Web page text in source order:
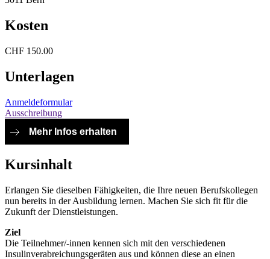
Kosten
CHF 150.00
Unterlagen
Anmeldeformular
Ausschreibung
Mehr Infos erhalten
Kursinhalt
Erlangen Sie dieselben Fähigkeiten, die Ihre neuen Berufskollegen
nun bereits in der Ausbildung lernen. Machen Sie sich fit für die
Zukunft der Dienstleistungen.
Ziel
Die Teilnehmer/-innen kennen sich mit den verschiedenen
Insulinverabreichungsgeräten aus und können diese an einen